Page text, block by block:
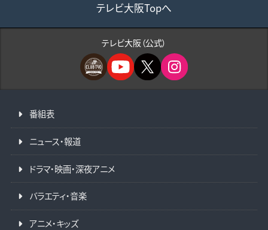
テレビ大阪Topへ
テレビ大阪（公式）
番組表
ニュース・報道
ドラマ・映画・深夜アニメ
バラエティ・音楽
アニメ・キッズ